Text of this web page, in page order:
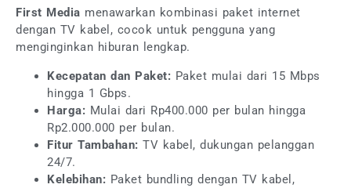
First Media menawarkan kombinasi paket internet
dengan TV kabel, cocok untuk pengguna yang
menginginkan hiburan lengkap.
Kecepatan dan Paket: Paket mulai dari 15 Mbps
hingga 1 Gbps.
Harga: Mulai dari Rp400.000 per bulan hingga
Rp2.000.000 per bulan.
Fitur Tambahan: TV kabel, dukungan pelanggan
24/7.
Kelebihan: Paket bundling dengan TV kabel,